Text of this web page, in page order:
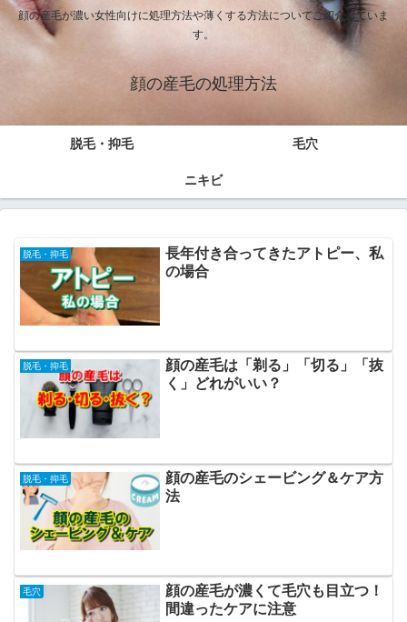
顔の産毛が濃い女性向けに処理方法や薄くする方法についてご紹介していま
す。
顔の産毛の処理方法
脱毛・抑毛 毛穴
ニキビ
脱毛・抑毛
長年付き合ってきたアトピー、私
の場合
脱毛・抑毛
顔の産毛は「剃る」「切る」「抜
く」どれがいい？
脱毛・抑毛
顔の産毛のシェービング＆ケア方
法
毛穴
顔の産毛が濃くて毛穴も目立つ！
間違ったケアに注意